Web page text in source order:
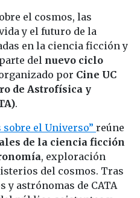
el cosmos, las
y el futuro de la
en la ciencia ficción y
del nuevo ciclo
por Cine UC
de Astrofísica y
.
sobre el Universo” reúne
de la ciencia ficción
, exploración
del cosmos. Tras
y astrónomas de CATA